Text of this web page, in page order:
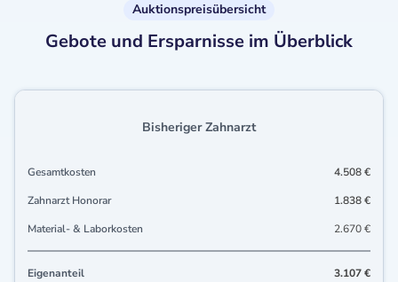
Auktionspreisübersicht
Gebote und Ersparnisse im Überblick
Bisheriger Zahnarzt
Gesamtkosten
4.508 €
Zahnarzt Honorar
1.838 €
Material- & Laborkosten
2.670 €
Eigenanteil 3.107 €